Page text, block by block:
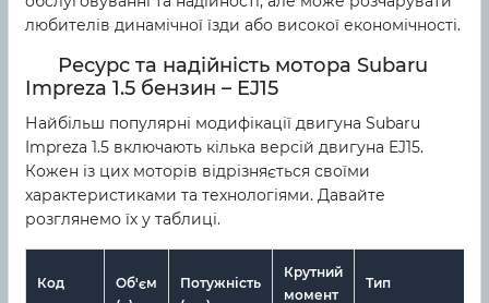
любителів динамічної їзди або високої економічності.
Ресурс та надійність мотора Subaru
Impreza 1.5 бензин – EJ15
Найбільш популярні модифікації двигуна Subaru
Impreza 1.5 включають кілька версій двигуна EJ15.
Кожен із цих моторів відрізняється своїми
характеристиками та технологіями. Давайте
розглянемо їх у таблиці.
Код
Об'єм
Потужність
Крутний
момент
Тип